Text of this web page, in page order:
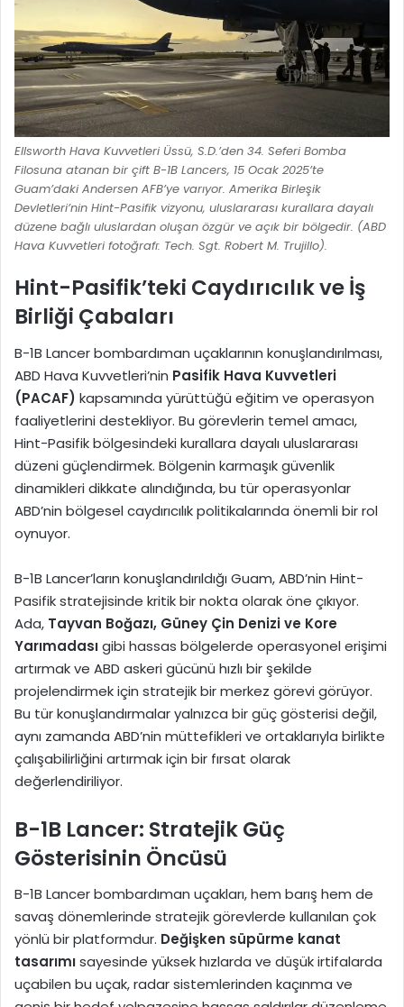
Ellsworth Hava Kuvvetleri Üssü, S.D.’den 34. Seferi Bomba
Filosuna atanan bir çift B-1B Lancers, 15 Ocak 2025’te
Guam’daki Andersen AFB’ye varıyor. Amerika Birleşik
Devletleri’nin Hint-Pasifik vizyonu, uluslararası kurallara dayalı
düzene bağlı uluslardan oluşan özgür ve açık bir bölgedir. (ABD
Hava Kuvvetleri fotoğrafı: Tech. Sgt. Robert M. Trujillo).
Hint-Pasifik’teki Caydırıcılık ve İş
Birliği Çabaları
B-1B Lancer bombardıman uçaklarının konuşlandırılması,
ABD Hava Kuvvetleri’nin Pasifik Hava Kuvvetleri
(PACAF) kapsamında yürüttüğü eğitim ve operasyon
faaliyetlerini destekliyor. Bu görevlerin temel amacı,
Hint-Pasifik bölgesindeki kurallara dayalı uluslararası
düzeni güçlendirmek. Bölgenin karmaşık güvenlik
dinamikleri dikkate alındığında, bu tür operasyonlar
ABD’nin bölgesel caydırıcılık politikalarında önemli bir rol
oynuyor.
B-1B Lancer’ların konuşlandırıldığı Guam, ABD’nin Hint-
Pasifik stratejisinde kritik bir nokta olarak öne çıkıyor.
Ada, Tayvan Boğazı, Güney Çin Denizi ve Kore
Yarımadasıgibi hassas bölgelerde operasyonel erişimi
artırmak ve ABD askeri gücünü hızlı bir şekilde
projelendirmek için stratejik bir merkez görevi görüyor.
Bu tür konuşlandırmalar yalnızca bir güç gösterisi değil,
aynı zamanda ABD’nin müttefikleri ve ortaklarıyla birlikte
çalışabilirliğini artırmak için bir fırsat olarak
değerlendiriliyor.
B-1B Lancer: Stratejik Güç
Gösterisinin Öncüsü
B-1B Lancer bombardıman uçakları, hem barış hem de
savaş dönemlerinde stratejik görevlerde kullanılan çok
yönlü bir platformdur. Değişken süpürme kanat
tasarımısayesinde yüksek hızlarda ve düşük irtifalarda
uçabilen bu uçak, radar sistemlerinden kaçınma ve